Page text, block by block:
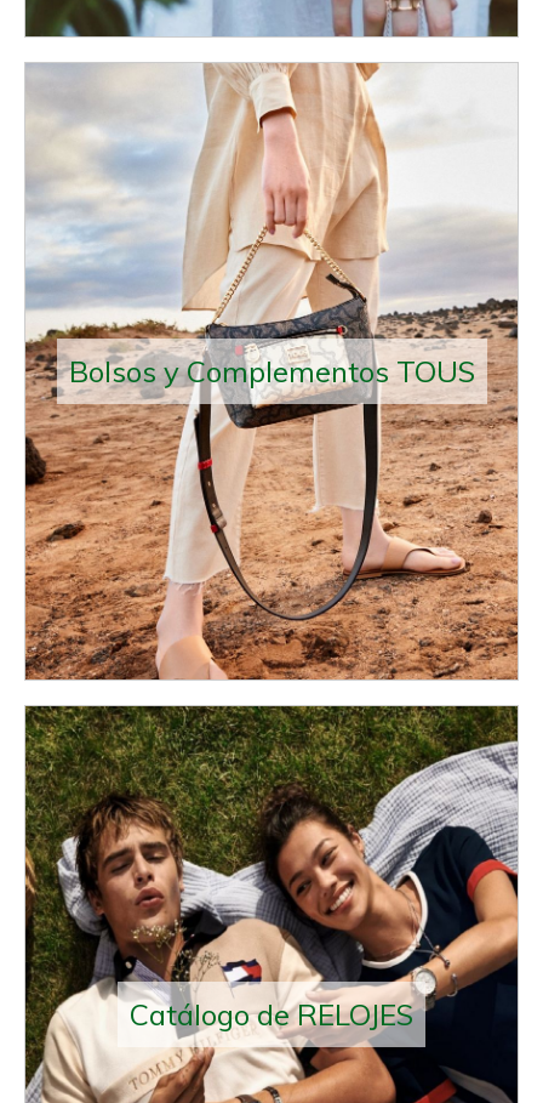
Bolsos y Complementos TOUS
Catálogo de RELOJES